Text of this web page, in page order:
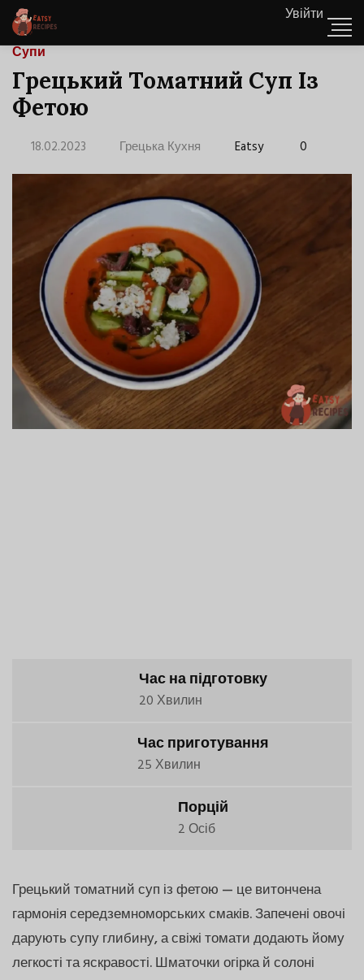
Увійти
Супи
Грецький Томатний Суп Із
Фетою
18.02.2023 Грецька Кухня Eatsy 0
Час на підготовку
20 Хвилин
Час приготування
25 Хвилин
Порцій
2 Осіб
Грецький томатний суп із фетою — це витончена
гармонія середземноморських смаків. Запечені овочі
дарують супу глибину, а свіжі томати додають йому
легкості та яскравості. Шматочки огірка й солоні